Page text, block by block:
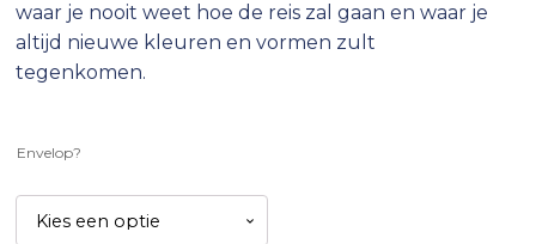
waar je nooit weet hoe de reis zal gaan en waar je
altijd nieuwe kleuren en vormen zult
tegenkomen.
Envelop?